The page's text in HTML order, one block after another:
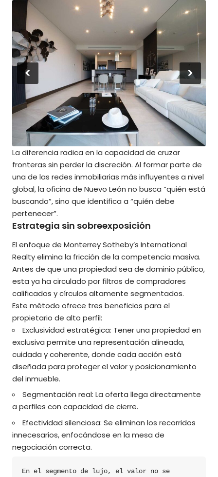
< >
La diferencia radica en la capacidad de cruzar
fronteras sin perder la discreción. Al formar parte de
una de las redes inmobiliarias más influyentes a nivel
global, la oficina de Nuevo León no busca “quién está
buscando”, sino que identifica a “quién debe
pertenecer”.
Estrategia sin sobreexposición
El enfoque de Monterrey Sotheby’s International
Realty elimina la fricción de la competencia masiva.
Antes de que una propiedad sea de dominio público,
esta ya ha circulado por filtros de compradores
calificados y círculos altamente segmentados.
Este método ofrece tres beneficios para el
propietario de alto perfil:
Exclusividad estratégica: Tener una propiedad en
exclusiva permite una representación alineada,
cuidada y coherente, donde cada acción está
diseñada para proteger el valor y posicionamiento
del inmueble.
Segmentación real: La oferta llega directamente
a perfiles con capacidad de cierre.
Efectividad silenciosa: Se eliminan los recorridos
innecesarios, enfocándose en la mesa de
negociación correcta.
En el segmento de lujo, el valor no se